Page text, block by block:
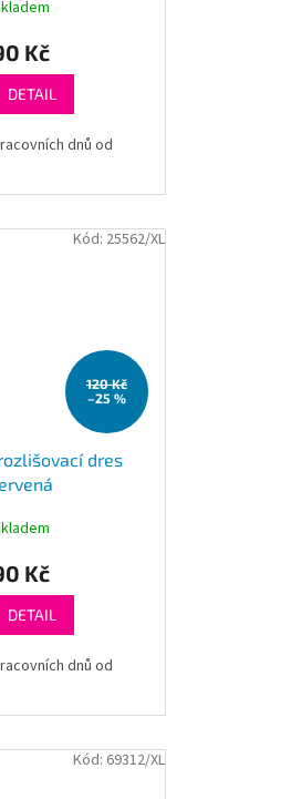
Kč
DETAIL
dnů od
120 Kč
–25 %
dres
Kč
DETAIL
dnů od
Kód: 25562/XL
Kód: 69312/XL